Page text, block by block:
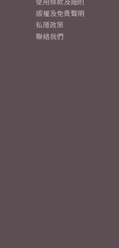
版權及免責聲明
私隱政策
聯絡我們